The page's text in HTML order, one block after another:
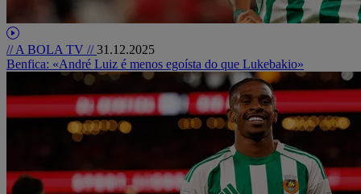
// A BOLA TV //31.12.2025
Benfica: «André Luiz é menos egoísta do que Lukebakio»